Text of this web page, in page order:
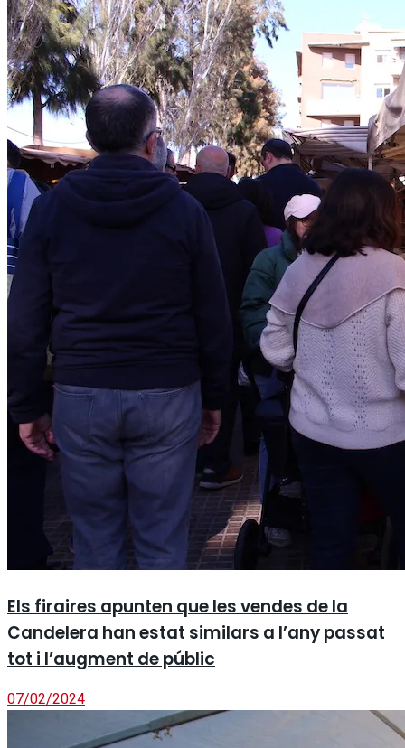
Els firaires apunten que les vendes de la
Candelera han estat similars a l’any passat
tot i l’augment de públic
07/02/2024